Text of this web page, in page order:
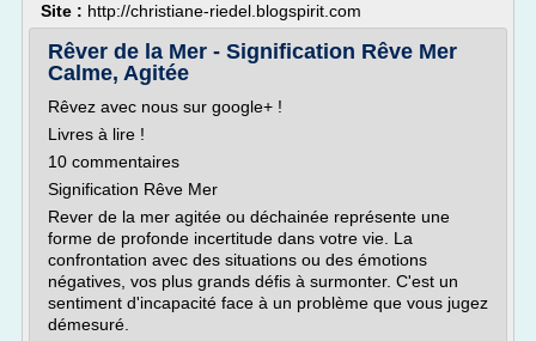
Site : http://christiane-riedel.blogspirit.com
Rêver de la Mer - Signification Rêve Mer
Calme, Agitée
Rêvez avec nous sur google+ !
Livres à lire !
10 commentaires
Signification Rêve Mer
Rever de la mer agitée ou déchainée représente une
forme de profonde incertitude dans votre vie. La
confrontation avec des situations ou des émotions
négatives, vos plus grands défis à surmonter. C'est un
sentiment d'incapacité face à un problème que vous jugez
démesuré.